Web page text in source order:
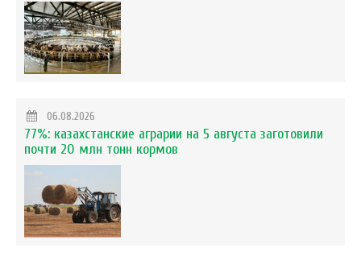
06.08.2026
77%: казахстанские аграрии на 5 августа заготовили
почти 20 млн тонн кормов